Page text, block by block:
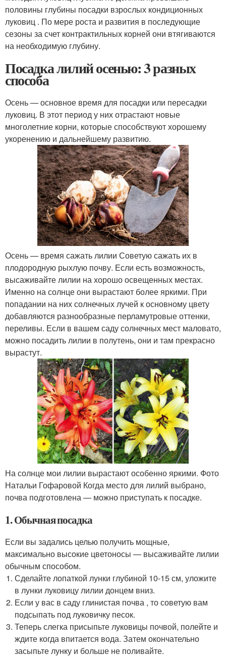
половины глубины посадки взрослых кондиционных
луковиц . По мере роста и развития в последующие
сезоны за счет контрактильных корней они втягиваются
на необходимую глубину.
Посадка лилий осенью: 3 разных
способа
Осень — основное время для посадки или пересадки
луковиц. В этот период у них отрастают новые
многолетние корни, которые способствуют хорошему
укоренению и дальнейшему развитию.
Осень — время сажать лилии Советую сажать их в
плодородную рыхлую почву. Если есть возможность,
высаживайте лилии на хорошо освещенных местах.
Именно на солнце они вырастают более яркими. При
попадании на них солнечных лучей к основному цвету
добавляются разнообразные перламутровые оттенки,
переливы. Если в вашем саду солнечных мест маловато,
можно посадить лилии в полутень, они и там прекрасно
вырастут.
На солнце мои лилии вырастают особенно яркими. Фото
Натальи Гофаровой Когда место для лилий выбрано,
почва подготовлена — можно приступать к посадке.
1. Обычная посадка
Если вы задались целью получить мощные,
максимально высокие цветоносы — высаживайте лилии
обычным способом.
Сделайте лопаткой лунки глубиной 10-15 см, уложите
в лунки луковицу лилии донцем вниз.
Если у вас в саду глинистая почва , то советую вам
подсыпать под луковичку песок.
Теперь слегка присыпьте луковицы почвой, полейте и
ждите когда впитается вода. Затем окончательно
засыпьте лунку и больше не поливайте.